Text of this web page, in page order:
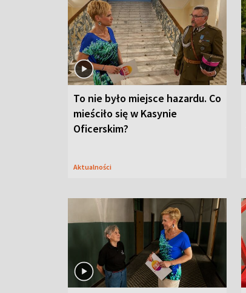
To nie było miejsce hazardu. Co
mieściło się w Kasynie
Oficerskim?
Aktualności